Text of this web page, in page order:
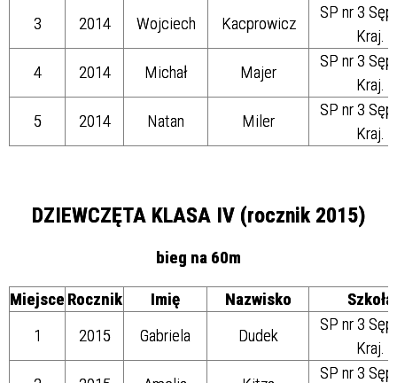
3
2014 Wojciech Kacprowicz
SP nr 3
Kraj.
4
2014 Michał Majer
SP nr 3
Kraj.
5
2014 Natan Miler
SP nr 3
Kraj.
DZIEWCZĘTA KLASA IV (rocznik 2015)
bieg na 60m
Miejsce Rocznik Imię Nazwisko
Szkoła
1
2015 Gabriela Dudek
SP nr 3
Kraj.
SP nr 3